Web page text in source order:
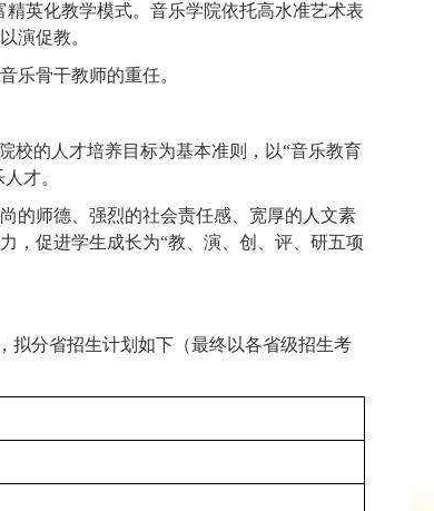
英化教学模式。音乐学院依托高水准艺术表
演促教。
乐骨干教师的重任。
校的人才培养目标为基本准则，以“音乐教育
才。
的师德、强烈的社会责任感、宽厚的人文素
，促进学生成长为“教、演、创、评、研五项
拟分省招生计划如下（最终以各省级招生考